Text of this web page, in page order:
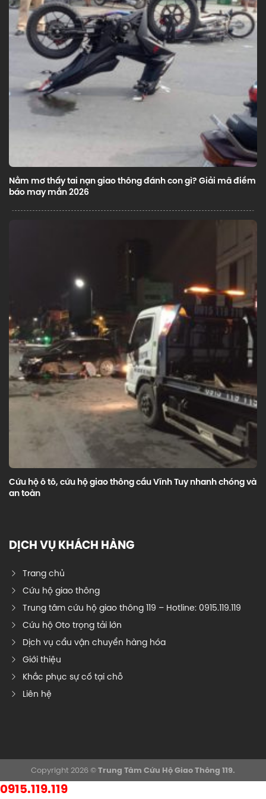
Nằm mơ thấy tai nạn giao thông đánh con gì? Giải mã điềm
báo may mắn 2026
Cứu hộ ô tô, cứu hộ giao thông cầu Vĩnh Tuy nhanh chóng và
an toàn
DỊCH VỤ KHÁCH HÀNG
Trang chủ
Cứu hộ giao thông
Trung tâm cứu hộ giao thông 119 – Hotline: 0915.119.119
Cứu hộ Oto trọng tải lớn
Dịch vụ cẩu vận chuyển hàng hóa
Giới thiệu
Khắc phục sự cố tại chỗ
Liên hệ
Copyright 2026 © Trung Tâm Cứu Hộ Giao Thông 119.
0915.119.119